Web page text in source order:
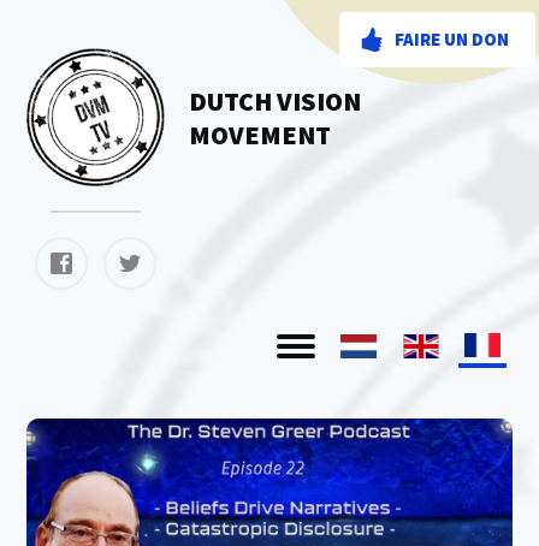
FAIRE UN DON
DUTCH VISION
MOVEMENT